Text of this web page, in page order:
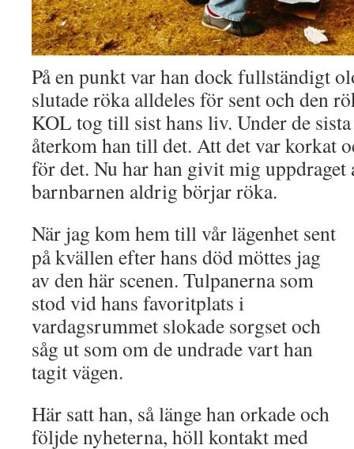
På en punkt var han dock fullständigt
slutade röka alldeles för sent och den
KOL tog till sist hans liv. Under de
återkom han till det. Att det var korkat
för det. Nu har han givit mig
barnbarnen aldrig börjar röka.
När jag kom hem till vår lägenhet sent
på kvällen efter hans död möttes jag
av den här scenen. Tulpanerna som
stod vid hans favoritplats i
vardagsrummet slokade sorgset och
såg ut som om de undrade vart han
tagit vägen.
Här satt han, så länge han orkade och
följde nyheterna, höll kontakt med